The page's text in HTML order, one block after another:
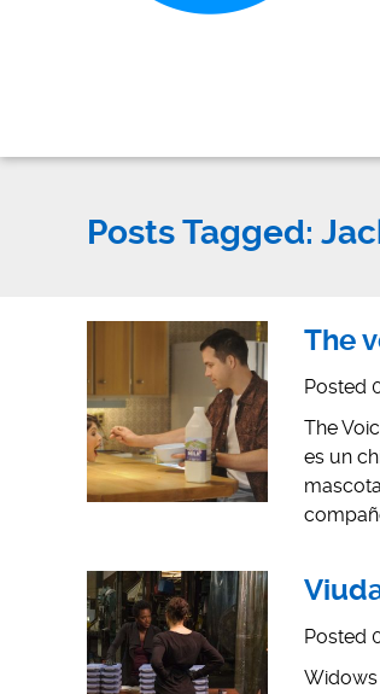
Posts Tagged:
The
Posted
The
es un
Posted
Widows